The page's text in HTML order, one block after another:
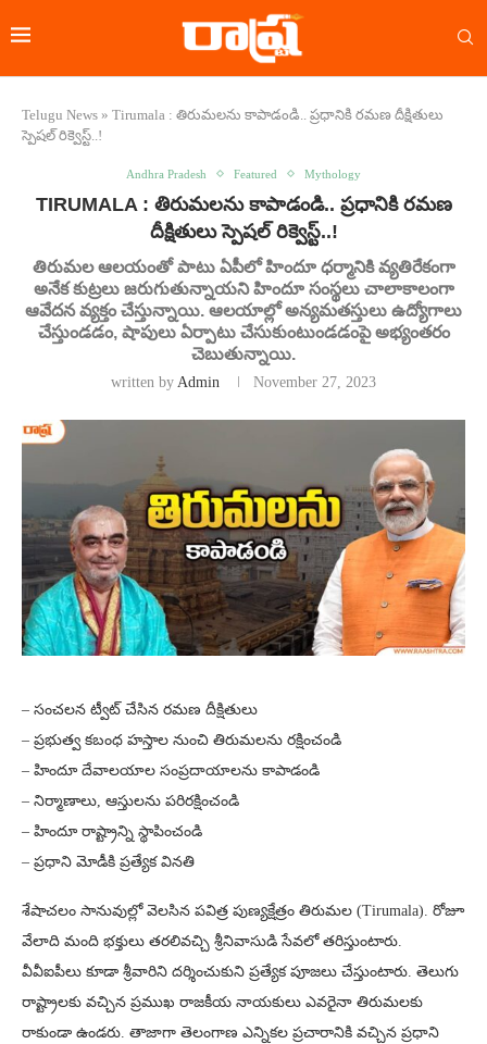
Telugu News » Tirumala : తిరుమలను కాపాడండి.. ప్రధానికి రమణ దీక్షితులు
స్పెషల్ రిక్వెస్ట్..!
Andhra Pradesh Featured Mythology
TIRUMALA : తిరుమలను కాపాడండి.. ప్రధానికి రమణ
దీక్షితులు స్పెషల్ రిక్వెస్ట్..!
తిరుమల ఆలయంతో పాటు ఏపీలో హిందూ ధర్మానికి వ్యతిరేకంగా
అనేక కుట్రలు జరుగుతున్నాయని హిందూ సంస్థలు చాలాకాలంగా
ఆవేదన వ్యక్తం చేస్తున్నాయి. ఆలయాల్లో అన్యమతస్తులు ఉద్యోగాలు
చేస్తుండడం, షాపులు ఏర్పాటు చేసుకుంటుండడంపై అభ్యంతరం
చెబుతున్నాయి.
written by Admin November 27, 2023
– సంచలన ట్వీట్ చేసిన రమణ దీక్షితులు
– ప్రభుత్వ కబంధ హస్తాల నుంచి తిరుమలను రక్షించండి
– హిందూ దేవాలయాల సంప్రదాయాలను కాపాడండి
– నిర్మాణాలు, ఆస్తులను పరిరక్షించండి
– హిందూ రాష్ట్రాన్ని స్థాపించండి
– ప్రధాని మోడీకి ప్రత్యేక వినతి
శేషాచలం సానువుల్లో వెలసిన పవిత్ర పుణ్యక్షేత్రం తిరుమల (Tirumala). రోజూ
వేలాది మంది భక్తులు తరలివచ్చి శ్రీనివాసుడి సేవలో తరిస్తుంటారు.
వీవీఐపీలు కూడా శ్రీవారిని దర్శించుకుని ప్రత్యేక పూజలు చేస్తుంటారు. తెలుగు
రాష్ట్రాలకు వచ్చిన ప్రముఖ రాజకీయ నాయకులు ఎవరైనా తిరుమలకు
రాకుండా ఉండరు. తాజాగా తెలంగాణ ఎన్నికల ప్రచారానికి వచ్చిన ప్రధాని